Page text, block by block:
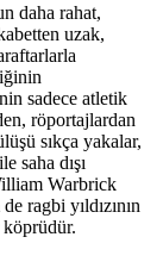
daha rahat,
uzak,
sadece atletik
röportajlardan
sıkça yakalar,
saha dışı
Warbrick
ragbi yıldızının